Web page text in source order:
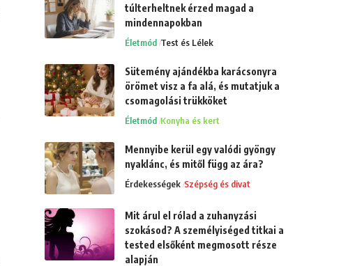
túlterheltnek érzed magad a
mindennapokban
Életmód Test és Lélek
Sütemény ajándékba karácsonyra
örömet visz a fa alá, és mutatjuk a
csomagolási trükköket
Életmód Konyha és kert
Mennyibe kerül egy valódi gyöngy
nyaklánc, és mitől függ az ára?
Érdekességek Szépség és divat
Mit árul el rólad a zuhanyzási
szokásod? A személyiséged titkai a
tested elsőként megmosott része
alapján